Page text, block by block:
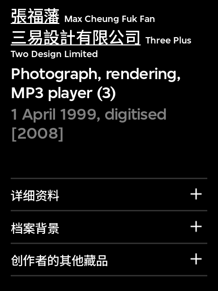
張福藩 Max Cheung Fuk Fan
三易設計有限公司
Three Plus
Two Design Limited
Photograph, rendering,
MP3 player (3)
1 April 1999, digitised
[2008]
详细资料
档案背景
创作者的其他藏品
文化藏品。